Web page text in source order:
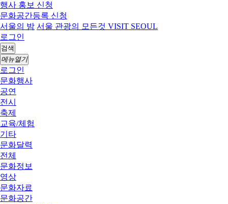
행사 홍보 신청
문화공간등록 신청
서울의 밤 서울 관광의 모든것 VISIT SEOUL
로그인
검색
메뉴열기
로그인
문화행사
공연
전시
축제
교육/체험
기타
문화달력
전체
문화정보
영상
문화자료
문화공간